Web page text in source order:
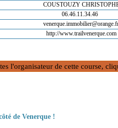
COUSTOUZY
06.46.11.34.46
http://www.trailvenerque.com
l'organisateur de cette course,
de Venerque !